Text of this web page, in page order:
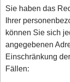
Sie haben das
Ihrer
können Sie sich
angegebenen
Einschränkung
Fällen: